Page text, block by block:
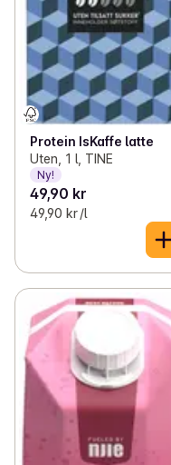
Protein IsKaffe latte
Uten, 1 l, TINE
Ny!
49,90 kr
49,90 kr /l